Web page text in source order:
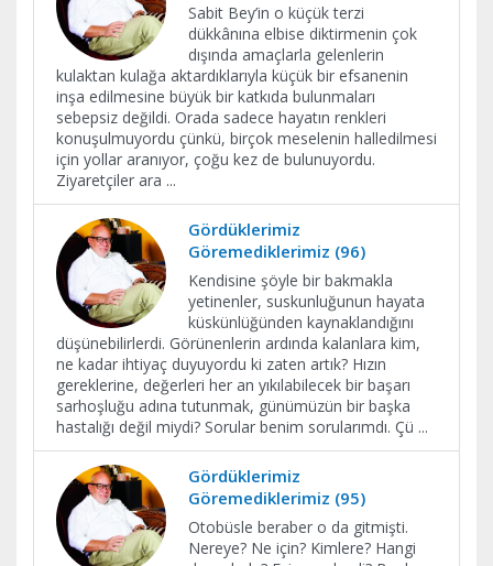
Sabit Bey’in o küçük terzi
dükkânına elbise diktirmenin çok
dışında amaçlarla gelenlerin
kulaktan kulağa aktardıklarıyla küçük bir efsanenin
inşa edilmesine büyük bir katkıda bulunmaları
sebepsiz değildi. Orada sadece hayatın renkleri
konuşulmuyordu çünkü, birçok meselenin halledilmesi
için yollar aranıyor, çoğu kez de bulunuyordu.
Ziyaretçiler ara ...
Gördüklerimiz
Göremediklerimiz (96)
Kendisine şöyle bir bakmakla
yetinenler, suskunluğunun hayata
küskünlüğünden kaynaklandığını
düşünebilirlerdi. Görünenlerin ardında kalanlara kim,
ne kadar ihtiyaç duyuyordu ki zaten artık? Hızın
gereklerine, değerleri her an yıkılabilecek bir başarı
sarhoşluğu adına tutunmak, günümüzün bir başka
hastalığı değil miydi? Sorular benim sorularımdı. Çü ...
Gördüklerimiz
Göremediklerimiz (95)
Otobüsle beraber o da gitmişti.
Nereye? Ne için? Kimlere? Hangi